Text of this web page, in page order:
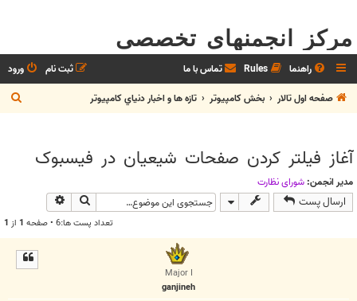
مرکز انجمنهای تخصصی
راهنما Rules تماس با ما ورود
ثبت نام
صفحه اول تالار
بخش كامپيوتر تازه ها و اخبار دنياي کامپيوتر
س
آغاز فیلتر کردن صفحات شیعیان در فیس‏بوک
مدیر انجمن: شوراي نظارت
ارسال پست جستجو
تعداد پست ها:6 • صفحه 1 از 1
Major I
ganjineh